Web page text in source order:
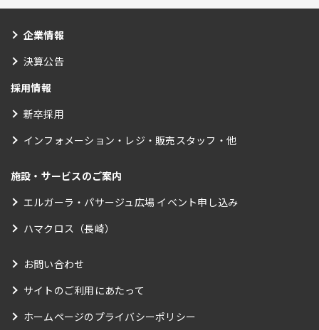
企業情報
決算公告
採用情報
新卒採用
インフォメーション・レジ・販売スタッフ・他
施設・サービスのご案内
エルガーラ・パサージュ広場 イベント申し込み
ハマクロス（長崎）
お問い合わせ
サイトのご利用にあたって
ホームページのプライバシーポリシー